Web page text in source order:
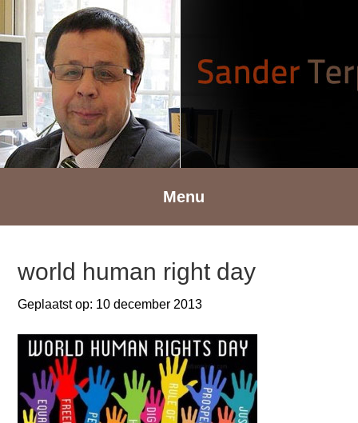
Spring
naar
hoofdnavigatie
naar
hoofd
inhoud
Spring
naar
voettekst
Menu
world human right day
Geplaatst op: 10 december 2013